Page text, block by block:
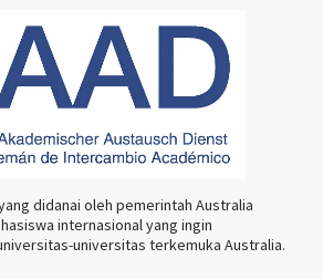
didanai oleh pemerintah Australia
internasional yang ingin
universitas terkemuka Australia.